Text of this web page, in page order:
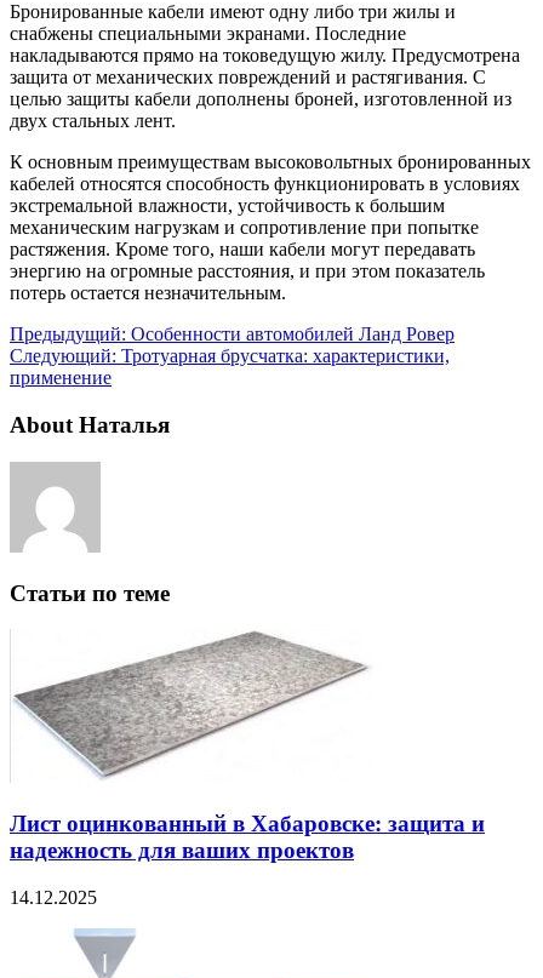
Бронированные кабели имеют одну либо три жилы и
снабжены специальными экранами. Последние
накладываются прямо на токоведущую жилу. Предусмотрена
защита от механических повреждений и растягивания. С
целью защиты кабели дополнены броней, изготовленной из
двух стальных лент.
К основным преимуществам высоковольтных бронированных
кабелей относятся способность функционировать в условиях
экстремальной влажности, устойчивость к большим
механическим нагрузкам и сопротивление при попытке
растяжения. Кроме того, наши кабели могут передавать
энергию на огромные расстояния, и при этом показатель
потерь остается незначительным.
Предыдущий: Особенности автомобилей Ланд Ровер
Следующий: Тротуарная брусчатка: характеристики,
применение
About Наталья
Статьи по теме
Лист оцинкованный в Хабаровске: защита и
надежность для ваших проектов
14.12.2025